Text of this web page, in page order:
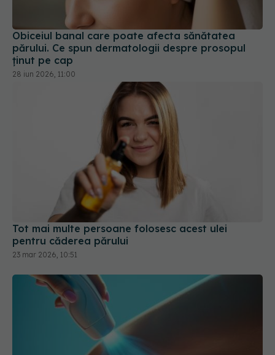
Obiceiul banal care poate afecta sănătatea
părului. Ce spun dermatologii despre prosopul
ținut pe cap
28 iun 2026, 11:00
Tot mai multe persoane folosesc acest ulei
pentru căderea părului
23 mar 2026, 10:51